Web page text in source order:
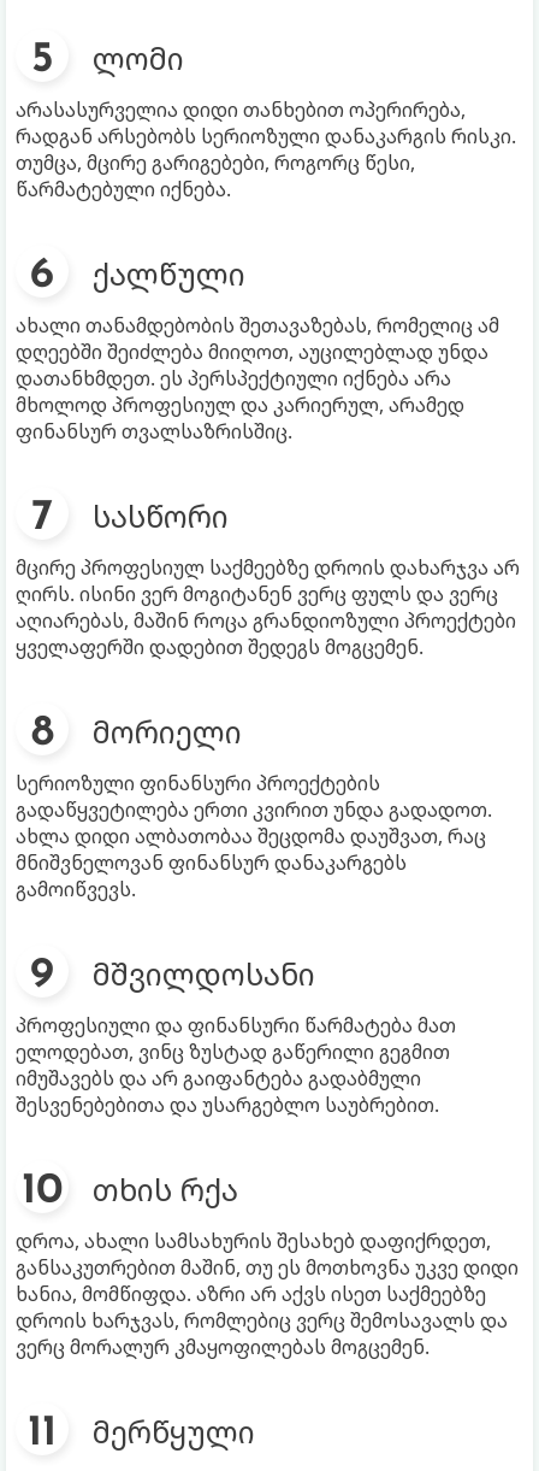
ლომი
არასასურველია დიდი თანხებით ოპერირება,
რადგან არსებობს სერიოზული დანაკარგის რისკი.
თუმცა, მცირე გარიგებები, როგორც წესი,
წარმატებული იქნება.
ქალწული
ახალი თანამდებობის შეთავაზებას, რომელიც ამ
დღეებში შეიძლება მიიღოთ, აუცილებლად უნდა
დათანხმდეთ. ეს პერსპექტიული იქნება არა
მხოლოდ პროფესიულ და კარიერულ, არამედ
ფინანსურ თვალსაზრისშიც.
სასწორი
მცირე პროფესიულ საქმეებზე დროის დახარჯვა არ
ღირს. ისინი ვერ მოგიტანენ ვერც ფულს და ვერც
აღიარებას, მაშინ როცა გრანდიოზული პროექტები
ყველაფერში დადებით შედეგს მოგცემენ.
მორიელი
სერიოზული ფინანსური პროექტების
გადაწყვეტილება ერთი კვირით უნდა გადადოთ.
ახლა დიდი ალბათობაა შეცდომა დაუშვათ, რაც
მნიშვნელოვან ფინანსურ დანაკარგებს
გამოიწვევს.
მშვილდოსანი
პროფესიული და ფინანსური წარმატება მათ
ელოდებათ, ვინც ზუსტად გაწერილი გეგმით
იმუშავებს და არ გაიფანტება გადაბმული
შესვენებებითა და უსარგებლო საუბრებით.
თხის რქა
დროა, ახალი სამსახურის შესახებ დაფიქრდეთ,
განსაკუთრებით მაშინ, თუ ეს მოთხოვნა უკვე დიდი
ხანია, მომწიფდა. აზრი არ აქვს ისეთ საქმეებზე
დროის ხარჯვას, რომლებიც ვერც შემოსავალს და
ვერც მორალურ კმაყოფილებას მოგცემენ.
მერწყული